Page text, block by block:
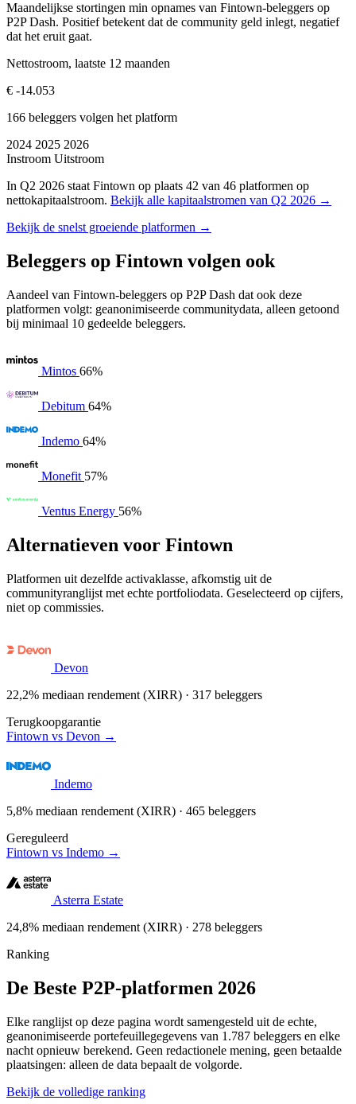
Maandelijkse stortingen min opnames van Fintown-beleggers op
P2P Dash. Positief betekent dat de community geld inlegt, negatief
dat het eruit gaat.
Nettostroom, laatste 12 maanden
€ -14.053
166 beleggers volgen het platform
2024 2025 2026
Instroom Uitstroom
In Q2 2026 staat Fintown op plaats 42 van 46 platformen op
nettokapitaalstroom. Bekijk alle kapitaalstromen van Q2 2026 →
Bekijk de snelst groeiende platformen →
Beleggers op Fintown volgen ook
Aandeel van Fintown-beleggers op P2P Dash dat ook deze
platformen volgt: geanonimiseerde communitydata, alleen getoond
bij minimaal 10 gedeelde beleggers.
Mintos 66%
Debitum 64%
Indemo 64%
Monefit 57%
Ventus Energy 56%
Alternatieven voor Fintown
Platformen uit dezelfde activaklasse, afkomstig uit de
communityranglijst met echte portfoliodata. Geselecteerd op cijfers,
niet op commissies.
Devon
22,2% mediaan rendement (XIRR) · 317 beleggers
Terugkoopgarantie
Fintown vs Devon →
Indemo
5,8% mediaan rendement (XIRR) · 465 beleggers
Gereguleerd
Fintown vs Indemo →
Asterra Estate
24,8% mediaan rendement (XIRR) · 278 beleggers
Ranking
De Beste P2P-platformen 2026
Elke ranglijst op deze pagina wordt samengesteld uit de echte,
geanonimiseerde portefeuillegegevens van 1.787 beleggers en elke
nacht opnieuw berekend. Geen redactionele mening, geen betaalde
plaatsingen: alleen de data bepaalt de volgorde.
Bekijk de volledige ranking